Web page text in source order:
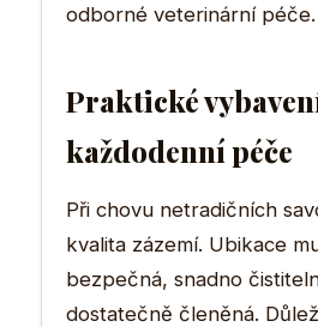
odborné veterinární péče.
Praktické
každodenní péče
Při chovu netradičních
kvalita zázemí. Ubikace
bezpečná, snadno
dostatečně členěná.